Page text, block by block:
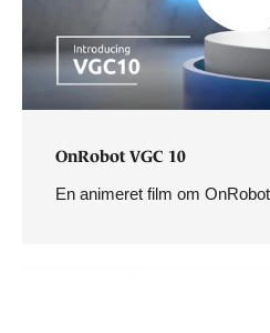
OnRobot VGC 10
En animeret film om